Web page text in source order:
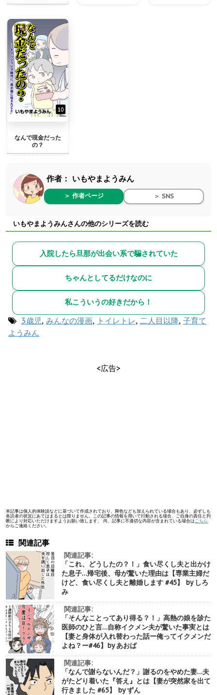
なんで現金だった
の？
作者： いもやまようみん
＞ 作者ページ ＞ SNS
いもやまようみんさんの他のシリーズを読む
入院したら旦那が出会い系で騙されていた
ちゃんとしてるだけなのに
私こういうの好きだから！
3歳児, みんなの漫画, トイレトレ, 二人目以降, 子育て
ようみん
<広告>
本記事は個人的体験談などに基づいて作成されており、脚色なども加えられている場合もあり、必ずしも
各読者の状況にあてはまるとは限りません。この記事の情報を用いて行動される場合、ご自身の責任と判
断により対応いただけますようお願い致します。 尚、記事に不適切な内容が含まれている場合は こちら
からご連絡ください。
関連記事
関連記事:
「これ、どうしたの？！」食い尽くし夫と出かけ
た息子…帰宅後、母が驚いた理由は【専業主婦だ
けど、食い尽くし夫と離婚します #45】 by しろ
み
関連記事:
「そんなことってあり得る？！」高熱の娘を診た
医師のひと言…自称イクメン夫が驚いた事実とは
【妻と身体が入れ替わった話ー俺ってイクメンだ
よね？ー#46】by あおば
関連記事:
「なんで謝らないんだ？」謝るのをやめた妻…夫
がたどり着いた『答え』とは【妻が突然家を出て
行きました #65】 by ずん